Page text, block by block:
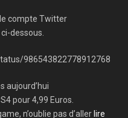
compte Twitter
dessous.
986543822778912768
aujourd’hui
pour 4,99 Euros.
n’oublie pas d’aller lire